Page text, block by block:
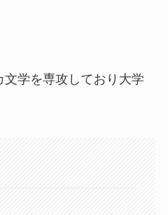
文学を専攻しており大学